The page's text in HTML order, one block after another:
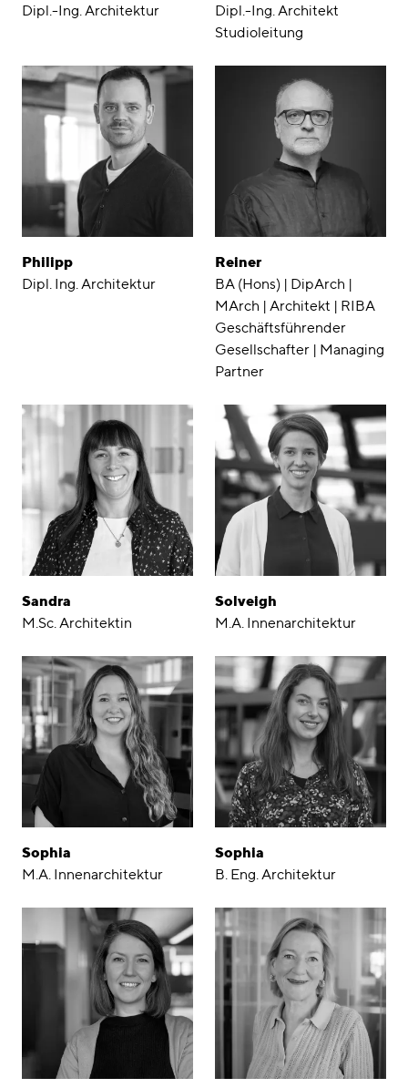
Dipl.-Ing. Architektur
Dipl.-Ing. Architekt
Studioleitung
Philipp
Dipl. Ing. Architektur
Reiner
BA (Hons) | DipArch |
MArch | Architekt | RIBA
Geschäftsführender
Gesellschafter | Managing
Partner
Sandra
M.Sc. Architektin
Solveigh
M.A. Innenarchitektur
Sophia
M.A. Innenarchitektur
Sophia
B. Eng. Architektur